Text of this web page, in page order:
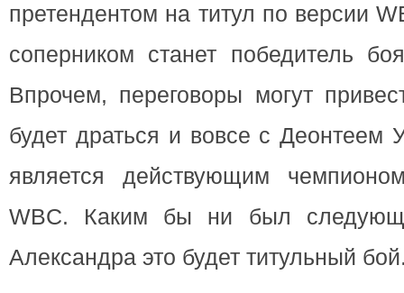
претендентом на титул по версии
соперником станет победитель
Впрочем, переговоры могут
будет драться и вовсе с Деонтеем
является действующим
WBC. Каким бы ни был
Александра это будет титульный